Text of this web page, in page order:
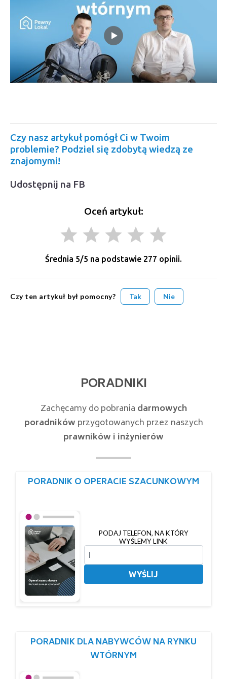
Czy nasz artykuł pomógł Ci w Twoim
problemie? Podziel się zdobytą wiedzą ze
znajomymi!
Udostępnij na FB
Oceń artykuł:
grade grade grade grade grade
Średnia 5/5 na podstawie 277 opinii.
Czy ten artykuł był pomocny? Tak Nie
PORADNIKI
Zachęcamy do pobrania darmowych
poradników przygotowanych przez naszych
prawników i inżynierów
PORADNIK O OPERACIE SZACUNKOWYM
PODAJ TELEFON, NA KTÓRY
WYŚLEMY LINK
WYŚLIJ
PORADNIK DLA NABYWCÓW NA RYNKU
WTÓRNYM